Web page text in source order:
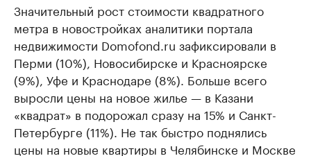
Значительный рост стоимости квадратного
метра в новостройках аналитики портала
недвижимости Domofond.ru зафиксировали в
Перми (10%), Новосибирске и Красноярске
(9%), Уфе и Краснодаре (8%). Больше всего
выросли цены на новое жилье — в Казани
«квадрат» в подорожал сразу на 15% и Санкт-
Петербурге (11%). Не так быстро поднялись
цены на новые квартиры в Челябинске и Москве